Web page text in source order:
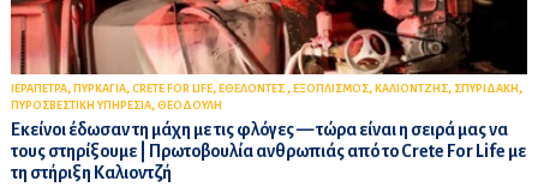
ΙΕΡΑΠΕΤΡΑ, ΠΥΡΚΑΓΙΑ, CRETE FOR LIFE, ΕΘΕΛΟΝΤΕΣ , ΕΞΟΠΛΙΣΜΟΣ, ΚΑΛΙΟΝΤΖΗΣ, ΣΠΥΡΙΔΑΚΗ ,
ΠΥΡΟΣΒΕΣΤΙΚΗ ΥΠΗΡΕΣΙΑ, ΘΕΟΔΟΥΛΗ
Εκείνοι έδωσαν τη μάχη με τις φλόγες — τώρα είναι η σειρά μας να
τους στηρίξουμε | Πρωτοβουλία ανθρωπιάς από το Crete For Life με
τη στήριξη Καλιοντζή